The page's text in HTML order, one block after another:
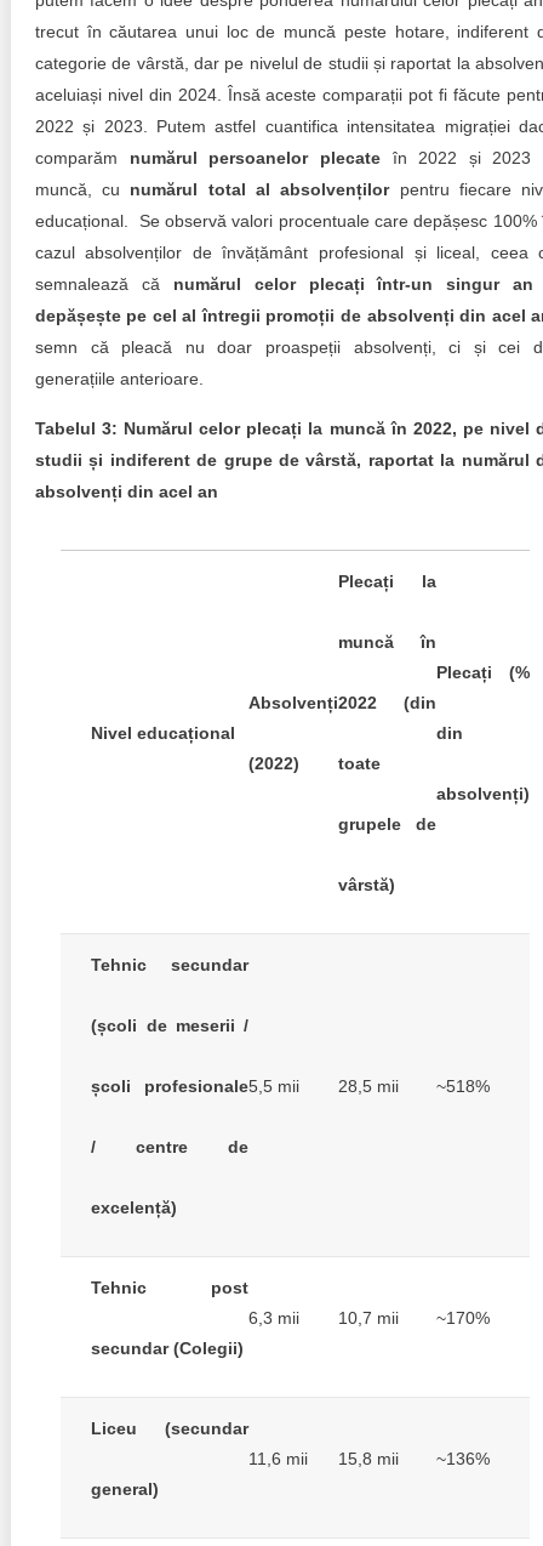
trecut în căutarea unui loc de muncă peste hotare, indiferent
categorie de vârstă, dar pe nivelul de studii și raportat la
aceluiași nivel din 2024. Însă aceste comparații pot fi făcute
2022 și 2023. Putem astfel cuantifica intensitatea migrației
comparăm numărul persoanelor plecateîn 2022 și 2023
muncă, cu numărul total al absolvențilorpentru fiecare
educațional. Se observă valori procentuale care depășesc 100%
cazul absolvenților de învățământ profesional și liceal, ceea
semnalează că numărul celor plecați într-un singur
depășește pe cel al întregii promoții de absolvenți din acel
semn că pleacă nu doar proaspeții absolvenți, ci și cei
generațiile anterioare.
Tabelul 3: Numărul celor plecați la muncă în 2022, pe nivel
studii și indiferent de grupe de vârstă, raportat la numărul
absolvenți din acel an
Nivel educațional
Absolvenți
(2022)
Plecați la
muncă în
2022 (din
toate
grupele de
vârstă)
Plecați (%
din
absolvenți)
Tehnic secundar
(școli de meserii /
școli profesionale
/ centre de
excelență)
5,5 mii 28,5 mii ~518%
Tehnic post
secundar (Colegii)
6,3 mii 10,7 mii ~170%
Liceu (secundar
general)
11,6 mii 15,8 mii ~136%